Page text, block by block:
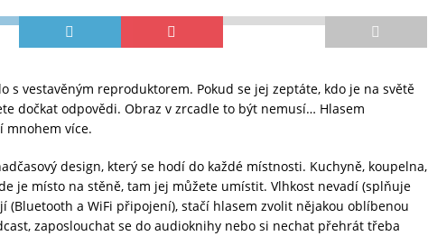
s vestavěným reproduktorem. Pokud se jej zeptáte, kdo je na světě
dočkat odpovědi. Obraz v zrcadle to být nemusí… Hlasem
mnohem více.
design, který se hodí do každé místnosti. Kuchyně, koupelna,
je místo na stěně, tam jej můžete umístit. Vlhkost nevadí (splňuje
(Bluetooth a WiFi připojení), stačí hlasem zvolit nějakou oblíbenou
zaposlouchat se do audioknihy nebo si nechat přehrát třeba